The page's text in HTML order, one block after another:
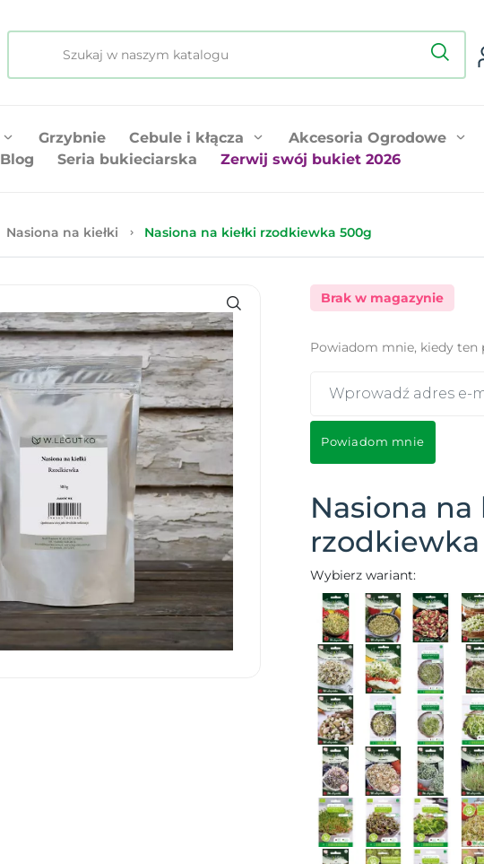
Grzybnie Cebule i kłącza
Akcesoria Ogrodowe
Blog Seria bukieciarska Zerwij swój bukiet 2026
Nasiona na kiełki Nasiona na kiełki rzodkiewka 500g
Brak w magazynie
Powiadom mnie, kiedy
Powiadom mnie
Nasiona na
Wybierz wariant: